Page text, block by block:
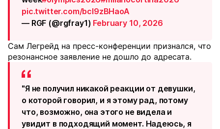
pic.twitter.com/bcI9zBHaoA
— RGF (@rgfray1) February 10, 2026
Сам Легрейд на пресс-конференции признался, что
резонансное заявление не дошло до адресата.
"Я не получил никакой реакции от девушки,
о которой говорил, и я этому рад, потому
что, возможно, она этого не видела и
увидит в подходящий момент. Надеюсь, я